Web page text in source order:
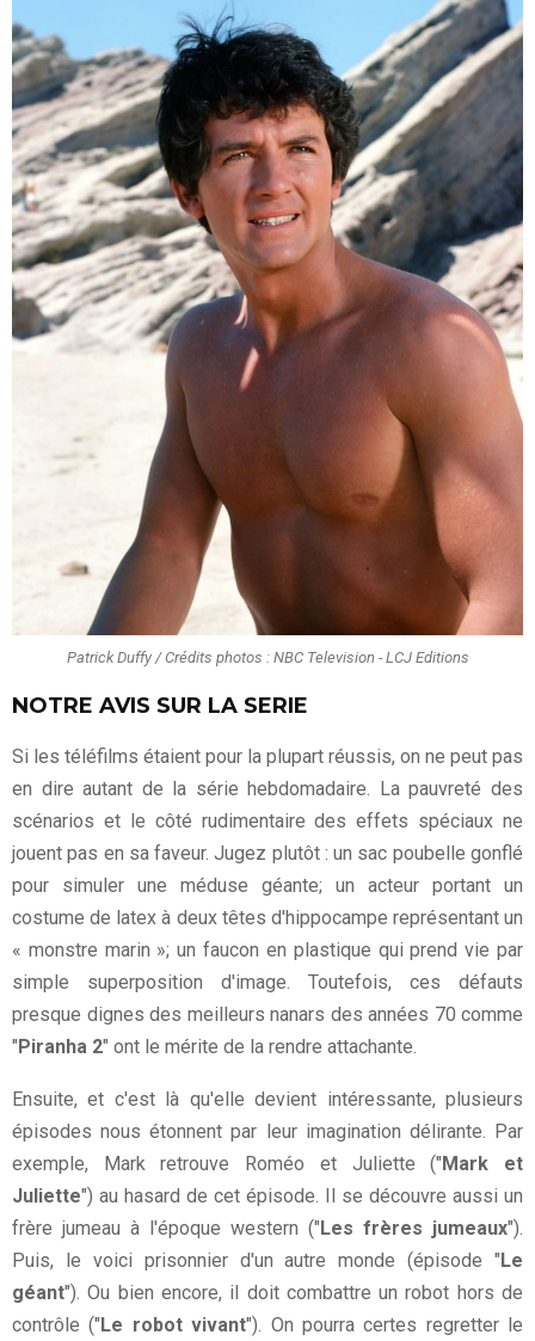
Patrick Duffy / Crédits photos : NBC Television - LCJ Editions
NOTRE AVIS SUR LA SERIE
Si les téléfilms étaient pour la plupart réussis, on ne peut pas
en dire autant de la série hebdomadaire. La pauvreté des
scénarios et le côté rudimentaire des effets spéciaux ne
jouent pas en sa faveur. Jugez plutôt : un sac poubelle gonflé
pour simuler une méduse géante; un acteur portant un
costume de latex à deux têtes d'hippocampe représentant un
« monstre marin »; un faucon en plastique qui prend vie par
simple superposition d'image. Toutefois, ces défauts
presque dignes des meilleurs nanars des années 70 comme
"Piranha 2" ont le mérite de la rendre attachante.
Ensuite, et c'est là qu'elle devient intéressante, plusieurs
épisodes nous étonnent par leur imagination délirante. Par
exemple, Mark retrouve Roméo et Juliette ("Mark et
Juliette") au hasard de cet épisode. Il se découvre aussi un
frère jumeau à l'époque western ("Les frères jumeaux").
Puis, le voici prisonnier d'un autre monde (épisode "Le
géant"). Ou bien encore, il doit combattre un robot hors de
contrôle ("Le robot vivant"). On pourra certes regretter le